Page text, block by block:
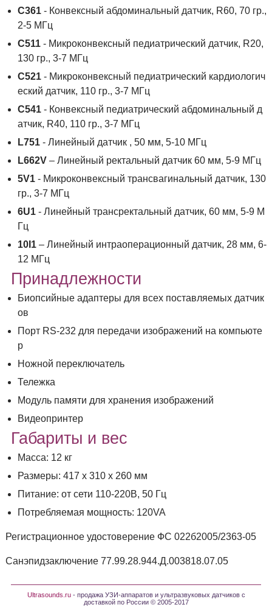
C361- Конвексный абдоминальный датчик, R60, 70 гр.,
2-5 МГц
C511- Микроконвексный педиатрический датчик, R20,
130 гр., 3-7 МГц
С521- Микроконвексный педиатрический кардиологич
еский датчик, 110 гр., 3-7 МГц
C541- Конвексный педиатрический абдоминальный д
атчик, R40, 110 гр., 3-7 МГц
L751- Линейный датчик , 50 мм, 5-10 МГц
L662V – Линейный ректальный датчик 60 мм, 5-9 МГц
5V1- Микроконвексный трансвагинальный датчик, 130
гр., 3-7 МГц
6U1 - Линейный трансректальный датчик, 60 мм, 5-9 М
Гц
10I1 – Линейный интраоперационный датчик, 28 мм, 6-
12 МГц
Принадлежности
Биопсийные адаптеры для всех поставляемых датчик
ов
Порт RS-232 для передачи изображений на компьюте
р
Ножной переключатель
Тележка
Модуль памяти для хранения изображений
Видеопринтер
Габариты и вес
Масса: 12 кг
Размеры: 417 х 310 х 260 мм
Питание: от сети 110-220В, 50 Гц
Потребляемая мощность: 120VA
Регистрационное удостоверение ФС 022б2005/2363-05
Санэпидзаключение 77.99.28.944.Д.003818.07.05
Ultrasounds.ru- продажа УЗИ-аппаратов и ультразвуковых датчиков с
доставкой по России © 2005-2017